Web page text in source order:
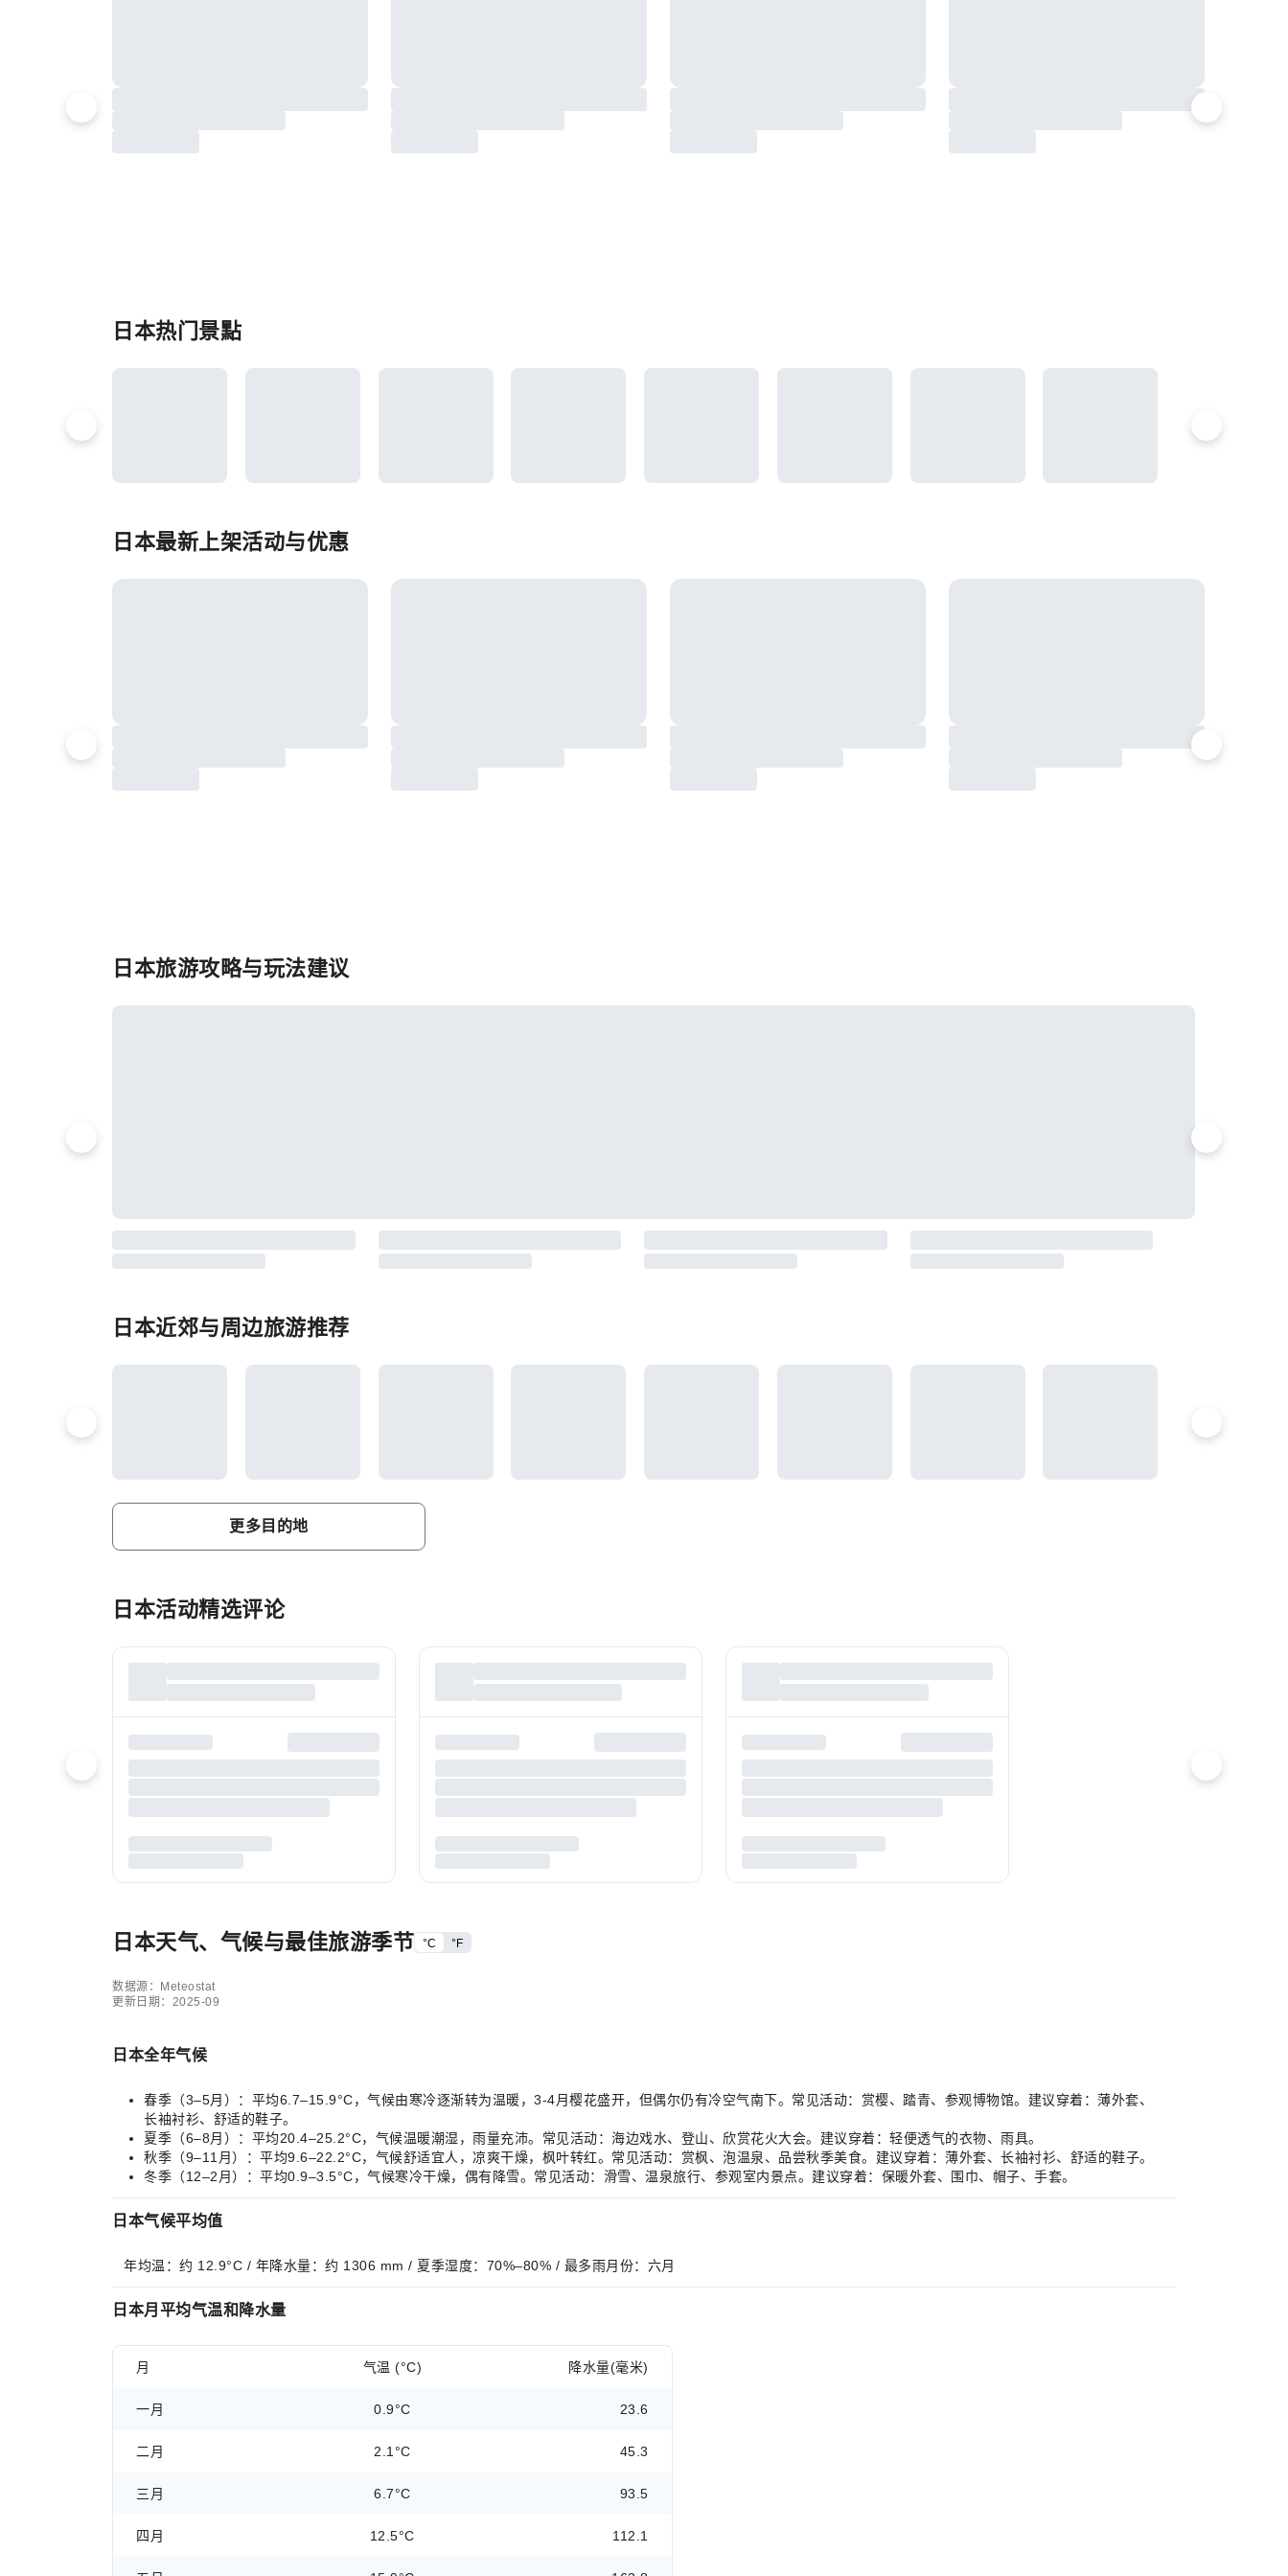
日本热门景點
日本最新上架活动与优惠
日本旅游攻略与玩法建议
日本近郊与周边旅游推荐
更多目的地
日本活动精选评论
日本天气、气候与最佳旅游季节 °C °F
数据源：Meteostat
更新日期：2025-09
日本全年气候
春季（3–5月）：平均6.7–15.9°C，气候由寒冷逐渐转为温暖，3-4月樱花盛开，但偶尔仍有冷空气南下。常见活动：赏樱、踏青、参观博物馆。建议穿着：薄外套、
长袖衬衫、舒适的鞋子。
夏季（6–8月）：平均20.4–25.2°C，气候温暖潮湿，雨量充沛。常见活动：海边戏水、登山、欣赏花火大会。建议穿着：轻便透气的衣物、雨具。
秋季（9–11月）：平均9.6–22.2°C，气候舒适宜人，凉爽干燥，枫叶转红。常见活动：赏枫、泡温泉、品尝秋季美食。建议穿着：薄外套、长袖衬衫、舒适的鞋子。
冬季（12–2月）：平均0.9–3.5°C，气候寒冷干燥，偶有降雪。常见活动：滑雪、温泉旅行、参观室内景点。建议穿着：保暖外套、围巾、帽子、手套。
日本气候平均值
年均温：约 12.9°C / 年降水量：约 1306 mm / 夏季湿度：70%–80% / 最多雨月份：六月
日本月平均气温和降水量
月 气温 (°C) 降水量(毫米)
一月 0.9°C 23.6
二月 2.1°C 45.3
三月 6.7°C 93.5
四月 12.5°C 112.1